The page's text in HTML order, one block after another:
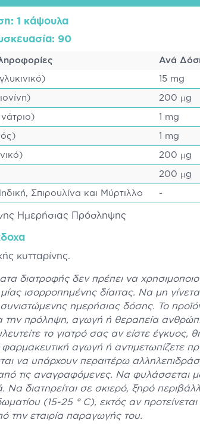
: 1 κάψουλα
: 90
Ανά
15 mg
200 μg
1 mg
1 mg
200 μg
200 μg
Σπιρουλίνα και Μύρτιλλο -
Ημερήσιας Πρόσληψης
κυτταρίνης.
διατροφής δεν πρέπει να
ισορροπημένης δίαιτας. Να μη
ημερήσιας δόσης. Το
την πρόληψη, αγωγή ή θεραπεία
το γιατρό σας αν είστε έγκυος,
αγωγή ή αντιμετωπίζετε
να υπάρχουν περαιτέρω
τις αναγραφόμενες. Να φυλάσσεται
Να διατηρείται σε σκιερό, ξηρό
(15-25 ° C), εκτός αν προτείνεται
την εταιρία παραγωγής του.